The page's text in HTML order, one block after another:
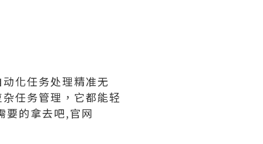
化任务处理精准无
任务管理，它都能轻
要的拿去吧,官网